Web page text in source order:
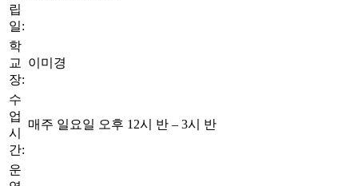
립
일:
학
교
장:
이미경
수
업
시
간:
매주 일요일 오후 12시 반 – 3시 반
운